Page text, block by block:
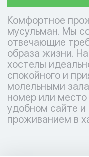
Комфортное
мусульман. Мы
отвечающие
образа жизни.
хостелы
спокойного и
молельными
номер или
удобном сайте
проживанием в